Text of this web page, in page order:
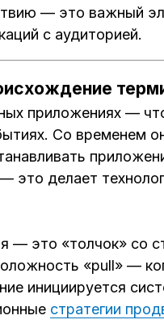
— это важный
с аудиторией.
приложениях —
Со временем
это делает
— это «толчок» со
«pull» —
инициируется
стратегии